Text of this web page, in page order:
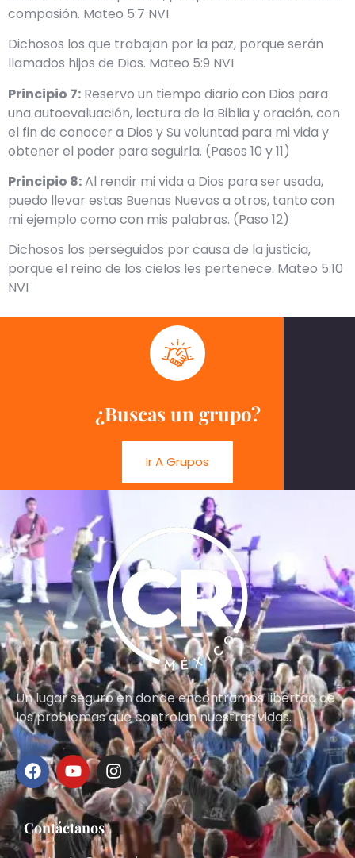
compasión. Mateo 5:7 NVI
Dichosos los que trabajan por la paz, porque serán
llamados hijos de Dios. Mateo 5:9 NVI
Principio 7: Reservo un tiempo diario con Dios para
una autoevaluación, lectura de la Biblia y oración, con
el fin de conocer a Dios y Su voluntad para mi vida y
obtener el poder para seguirla. (Pasos 10 y 11)
Principio 8:Al rendir mi vida a Dios para ser usada,
puedo llevar estas Buenas Nuevas a otros, tanto con
mi ejemplo como con mis palabras. (Paso 12)
Dichosos los perseguidos por causa de la justicia,
porque el reino de los cielos les pertenece. Mateo 5:10
NVI
¿Buscas un grupo?
Ir A Grupos
Un lugar seguro en donde encontramos libertad de
los problemas que controlan nuestras vidas.
Contáctanos